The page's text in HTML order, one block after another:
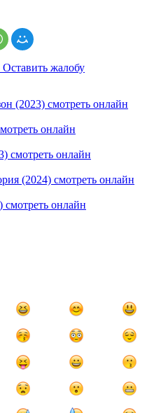
Оставить жалобу